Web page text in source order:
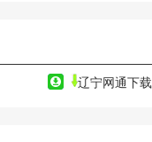
辽宁网通下载